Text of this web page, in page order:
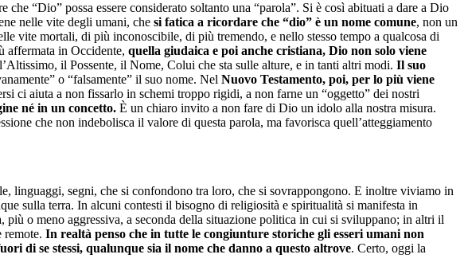
“Dio” possa essere considerato soltanto una “parola”. Si è così abituati a dare a Dio
nelle vite degli umani, che si fatica a ricordare che “dio” è un nome comune, non un
vite mortali, di più inconoscibile, di più tremendo, e nello stesso tempo a qualcosa di
affermata in Occidente, quella giudaica e poi anche cristiana, Dio non solo viene
il Possente, il Nome, Colui che sta sulle alture, e in tanti altri modi. Il suo
o “falsamente” il suo nome. Nel Nuovo Testamento, poi, per lo più viene
ci aiuta a non fissarlo in schemi troppo rigidi, a non farne un “oggetto” dei nostri
né in un concetto. È un chiaro invito a non fare di Dio un idolo alla nostra misura.
che non indebolisca il valore di questa parola, ma favorisca quell’atteggiamento
linguaggi, segni, che si confondono tra loro, che si sovrappongono. E inoltre viviamo in
sulla terra. In alcuni contesti il bisogno di religiosità e spiritualità si manifesta in
o meno aggressiva, a seconda della situazione politica in cui si sviluppano; in altri il
remote. In realtà penso che in tutte le congiunture storiche gli esseri umani non
di se stessi, qualunque sia il nome che danno a questo altrove. Certo, oggi la